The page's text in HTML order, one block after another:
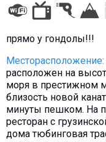
прямо у гондолы!!!
Месторасположение:
расположен на
моря в престижном
близость новой
минуты пешком. На
ресторан с
дома тюбинговая
Отчеты